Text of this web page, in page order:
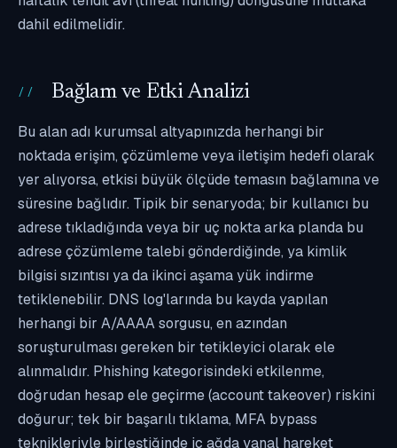
dahil edilmelidir.
Bağlam ve Etki Analizi
Bu alan adı kurumsal altyapınızda herhangi bir
noktada erişim, çözümleme veya iletişim hedefi olarak
yer alıyorsa, etkisi büyük ölçüde temasın bağlamına ve
süresine bağlıdır. Tipik bir senaryoda; bir kullanıcı bu
adrese tıkladığında veya bir uç nokta arka planda bu
adrese çözümleme talebi gönderdiğinde, ya kimlik
bilgisi sızıntısı ya da ikinci aşama yük indirme
tetiklenebilir. DNS log'larında bu kayda yapılan
herhangi bir A/AAAA sorgusu, en azından
soruşturulması gereken bir tetikleyici olarak ele
alınmalıdır. Phishing kategorisindeki etkilenme,
doğrudan hesap ele geçirme (account takeover) riskini
doğurur; tek bir başarılı tıklama, MFA bypass
teknikleriyle birleştiğinde iç ağda yanal hareket